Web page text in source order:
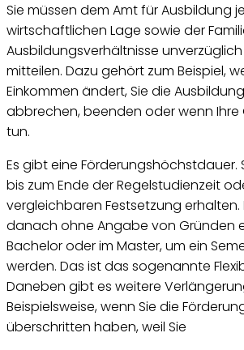
Sie müssen dem Amt für Ausbildung
wirtschaftlichen Lage sowie der
Ausbildungsverhältnisse
mitteilen. Dazu gehört zum Beispiel,
Einkommen ändert, Sie die
abbrechen, beenden oder wenn Ihre
tun.
Es gibt eine Förderungshöchstdauer.
bis zum Ende der Regelstudienzeit
vergleichbaren Festsetzung erhalten.
danach ohne Angabe von Gründen
Bachelor oder im Master, um ein
werden. Das ist das sogenannte
Daneben gibt es weitere
Beispielsweise, wenn Sie die
überschritten haben, weil Sie